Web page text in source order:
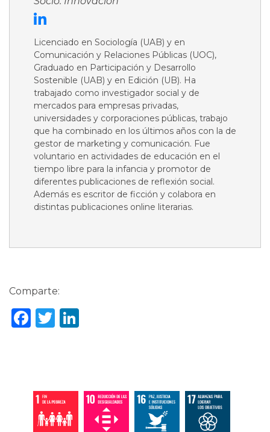
Licenciado en Sociología (UAB) y en
Comunicación y Relaciones Públicas (UOC),
Graduado en Participación y Desarrollo
Sostenible (UAB) y en Edición (UB). Ha
trabajado como investigador social y de
mercados para empresas privadas,
universidades y corporaciones públicas, trabajo
que ha combinado en los últimos años con la de
gestor de marketing y comunicación. Fue
voluntario en actividades de educación en el
tiempo libre para la infancia y promotor de
diferentes publicaciones de reflexión social.
Además es escritor de ficción y colabora en
distintas publicaciones online literarias.
Comparte:
Facebook
Twitter